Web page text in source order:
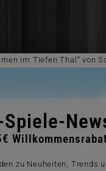
im Tiefen Thal“ von
zu Neuheiten, Trends